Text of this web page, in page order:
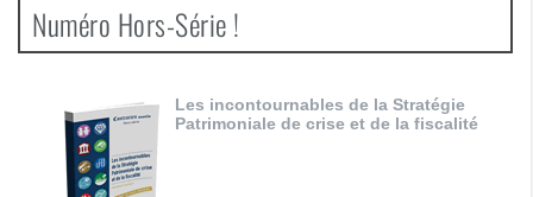
Numéro Hors-Série !
Les incontournables de la Stratégie
Patrimoniale de crise et de la fiscalité